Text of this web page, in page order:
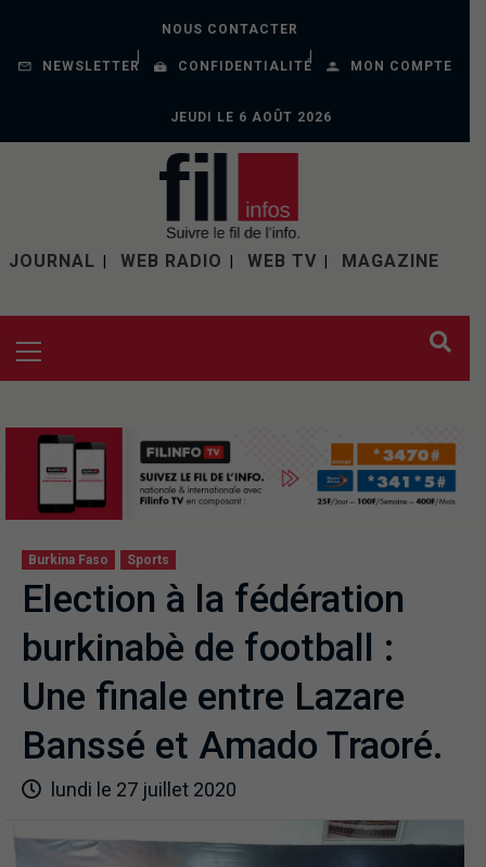
NOUS CONTACTER
NEWSLETTER CONFIDENTIALITÉ MON COMPTE
JEUDI LE 6 AOÛT 2026
JOURNAL WEB RADIO WEB TV MAGAZINE
Burkina Faso Sports
Election à la fédération
burkinabè de football :
Une finale entre Lazare
Banssé et Amado Traoré.
lundi le 27 juillet 2020